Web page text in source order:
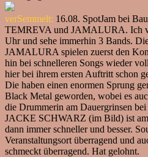
verSemmelt: 16.08. SpotJam bei
TEMREVA und JAMALURA. Ich
Uhr und sehe immerhin 3 Bands.
JAMALURA spielen zuerst den
hin bei schnelleren Songs wieder
hier bei ihrem ersten Auftritt schon
Die haben einen enormen Sprung
Black Metal geworden, wobei es
die Drummerin am Dauergrinsen
JACKE SCHWARZ (im Bild) ist
dann immer schneller und besser.
Veranstaltungsort überragend und
schmeckt überragend. Hat gelohnt.